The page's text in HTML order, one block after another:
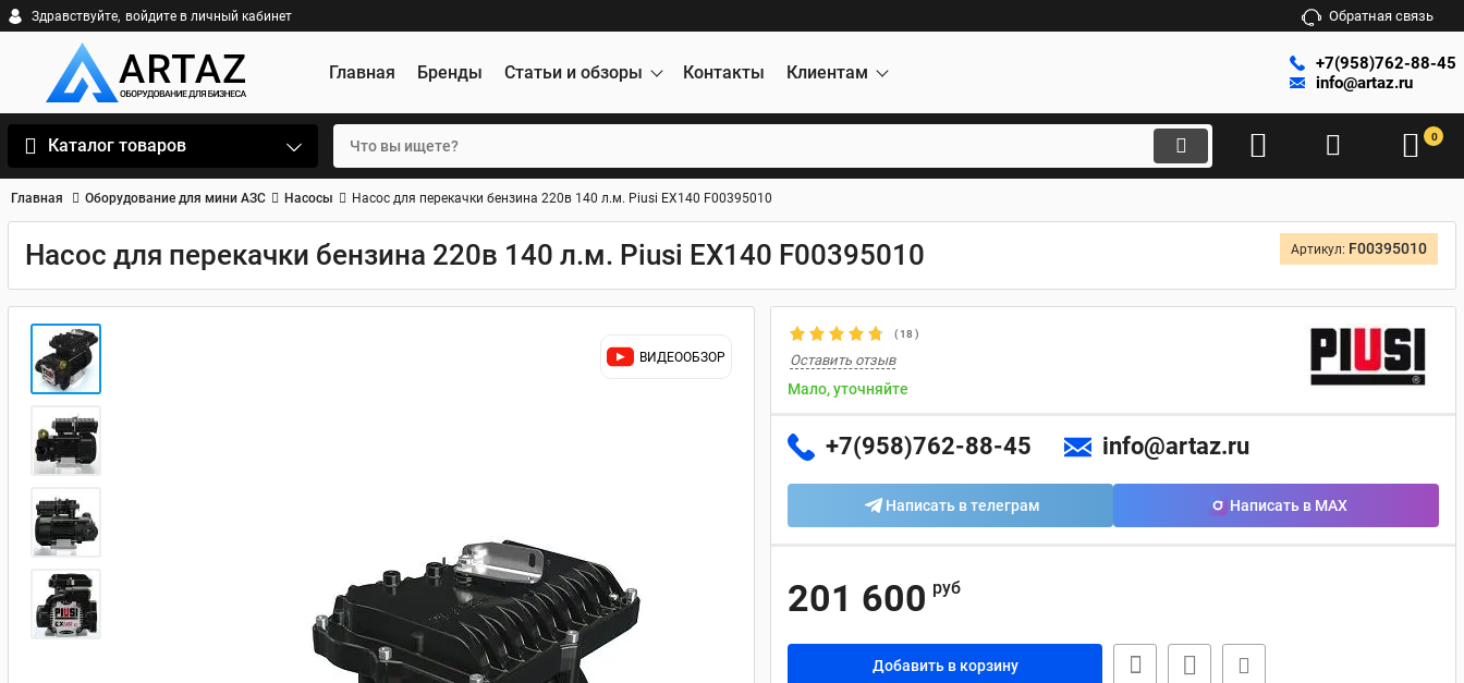
Здравствуйте, войдите в личный кабинет Обратная связь
Главная Бренды Статьи и обзоры Контакты Клиентам
+7(958)762-88-45
info@artaz.ru
Каталог товаров 0
Главная Оборудование для мини АЗС Насосы Насос для перекачки бензина 220в 140 л.м. Piusi EX140 F00395010
Насос для перекачки бензина 220в 140 л.м. Piusi EX140 F00395010 Артикул: F00395010
ВИДЕООБЗОР
(18 )
Оставить отзыв
Мало, уточняйте
+7(958)762-88-45 info@artaz.ru
Написать в телеграм Написать в MAX
201 600 руб
Добавить в корзину